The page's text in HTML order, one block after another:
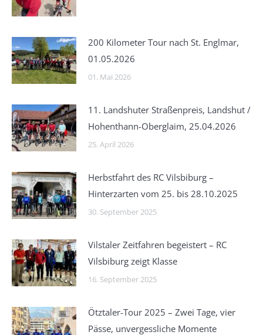
200 Kilometer Tour nach St. Englmar,
01.05.2026
01. Mai 2026
11. Landshuter Straßenpreis, Landshut /
Hohenthann-Oberglaim, 25.04.2026
25. April 2026
Herbstfahrt des RC Vilsbiburg –
Hinterzarten vom 25. bis 28.10.2025
30. September 2025
Vilstaler Zeitfahren begeistert – RC
Vilsbiburg zeigt Klasse
16. September 2025
Ötztaler-Tour 2025 – Zwei Tage, vier
Pässe, unvergessliche Momente